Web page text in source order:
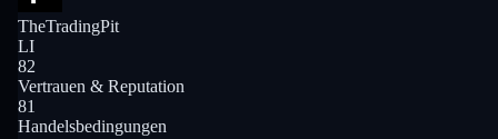
TheTradingPit
LI
82
Vertrauen & Reputation
81
Handelsbedingungen